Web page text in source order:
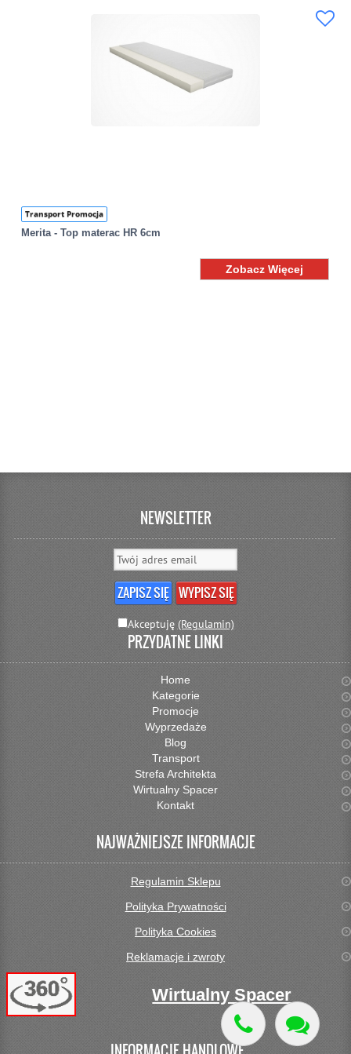
Transport Promocja
Merita - Top materac HR 6cm
Zobacz Więcej
NEWSLETTER
Akceptuję (Regulamin)
PRZYDATNE LINKI
Home
Kategorie
Promocje
Wyprzedaże
Blog
Transport
Strefa Architekta
Wirtualny Spacer
Kontakt
NAJWAŻNIEJSZE INFORMACJE
Regulamin Sklepu
Polityka Prywatności
Polityka Cookies
Reklamacje i zwroty
Wirtualny Spacer